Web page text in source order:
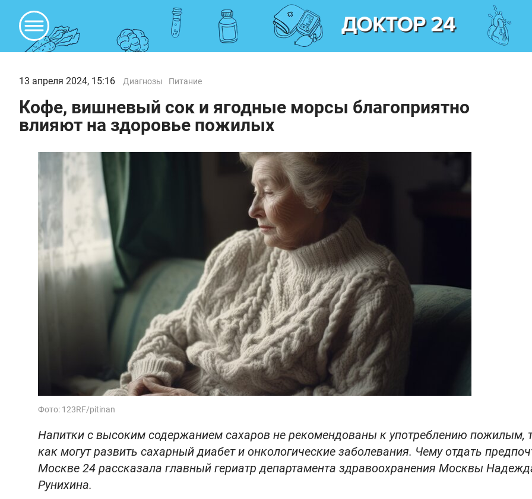
13 апреля 2024, 15:16 Диагнозы Питание
Кофе, вишневый сок и ягодные морсы благоприятно
влияют на здоровье пожилых
Фото: 123RF/pitinan
Напитки с высоким содержанием сахаров не рекомендованы к употреблению пожилым,
как могут развить сахарный диабет и онкологические заболевания. Чему отдать
Москве 24 рассказала главный гериатр департамента здравоохранения Москвы
Рунихина.